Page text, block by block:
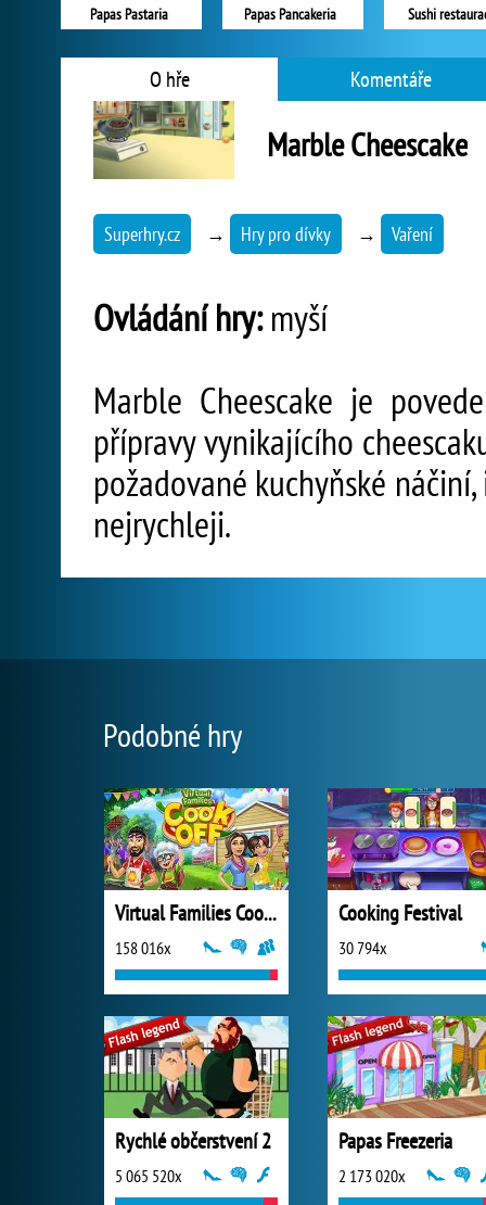
Papas Pastaria Papas Pancakeria Sushi
O hře Komentáře
Marble Cheescake
Superhry.cz → Hry pro dívky → Vaření
Ovládání hry:myší
Marble Cheescake je
přípravy vynikajícího
požadované kuchyňské
nejrychleji.
Podobné hry
Virtual Families Cook Off
158 016x
Cooking Festival
30 794x
Rychlé občerstvení 2
5 065 520x
Papas Freezeria
2 173 020x